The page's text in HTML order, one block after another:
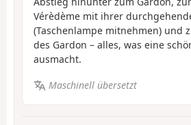
Vérèdème mit ihrer
(Taschenlampe mitnehmen) und
des Gardon – alles, was eine
ausmacht.
Maschinell übersetzt